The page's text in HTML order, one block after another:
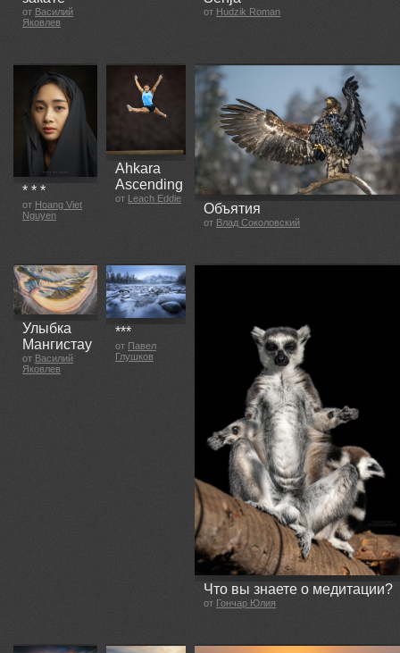
от Василий
Яковлев
от Hudzik Roman
* * *
от Hoang Viet
Nguyen
Ahkara
Ascending
от Leach Eddie
Объятия
от Влад Соколовский
Улыбка
Мангистау
от Василий
Яковлев
***
от Павел
Глушков
Что вы знаете о медитации?
от Гончар Юлия